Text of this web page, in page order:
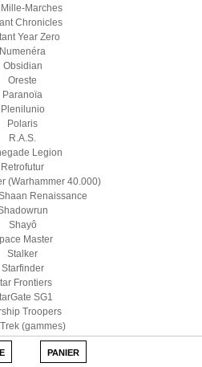
Mille-Marches
Chronicles
Year Zero
Numenéra
Obsidian
Oreste
Paranoïa
Plenilunio
Polaris
R.A.S.
Legion
Retrofutur
(Warhammer 40.000)
Renaissance
Shayô
Master
Stalker
Starfinder
Frontiers
SG1
Troopers
(gammes)
Wars D6
Wars (Edge)PANIER